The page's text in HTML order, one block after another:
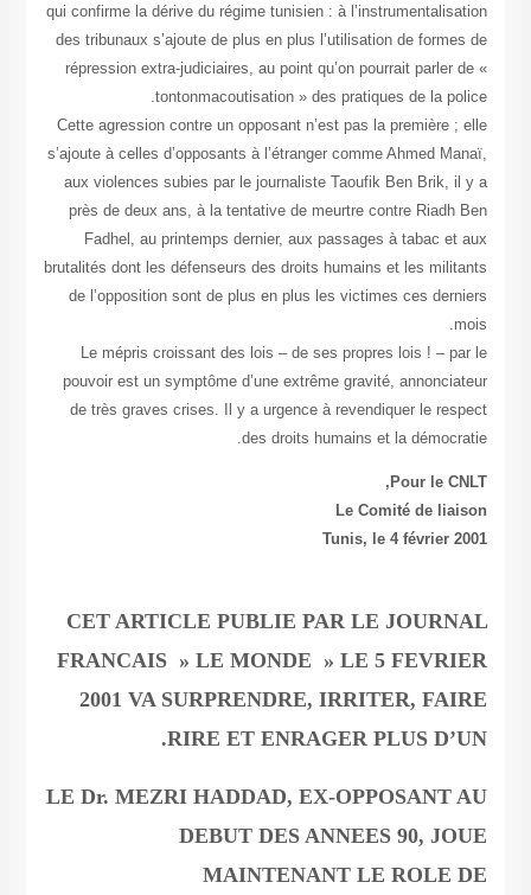
qui confirme la dérive du régime tunisien : à l’instrumentalisation
des tribunaux s’ajoute de plus en plus l’utilisation de formes de
répression extra-judiciaires, au point qu’on pourrait parler de «
tontonmacoutisation » des pratiques de la police.
Cette agression contre un opposant n’est pas la première ; elle
s’ajoute à celles d’opposants à l’étranger comme Ahmed Manaï,
aux violences subies par le journaliste Taoufik Ben Brik, il y a
près de deux ans, à la tentative de meurtre contre Riadh Ben
Fadhel, au printemps dernier, aux passages à tabac et aux
brutalités dont les défenseurs des droits humains et les militants
de l’opposition sont de plus en plus les victimes ces derniers
mois.
Le mépris croissant des lois – de ses propres lois ! – par le
pouvoir est un symptôme d’une extrême gravité, annonciateur
de très graves crises. Il y a urgence à revendiquer le respect
des droits humains et la démocratie.
Pour le CNLT,
Le Comité de liaison
Tunis, le 4 février 2001
CET ARTICLE PUBLIE PAR LE JOURNAL
FRANCAIS » LE MONDE » LE 5 FEVRIER
2001 VA SURPRENDRE, IRRITER, FAIRE
RIRE ET ENRAGER PLUS D’UN.
LE Dr. MEZRI HADDAD, EX-OPPOSANT AU
DEBUT DES ANNEES 90, JOUE
MAINTENANT LE ROLE DE